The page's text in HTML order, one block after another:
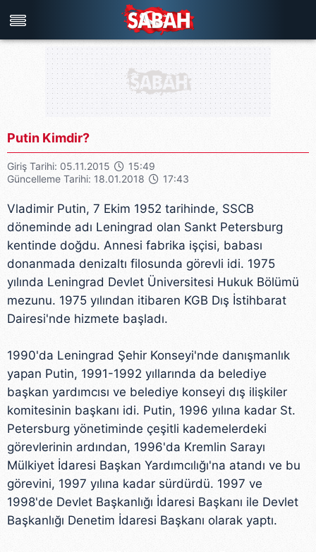
Türkiye'nin en iyi haber sitesi
Putin Kimdir?
Giriş Tarihi: 05.11.2015
15:49
Güncelleme Tarihi: 18.01.2018
17:43
Vladimir Putin, 7 Ekim 1952 tarihinde, SSCB
döneminde adı Leningrad olan Sankt Petersburg
kentinde doğdu. Annesi fabrika işçisi, babası
donanmada denizaltı filosunda görevli idi. 1975
yılında Leningrad Devlet Üniversitesi Hukuk Bölümü
mezunu. 1975 yılından itibaren KGB Dış İstihbarat
Dairesi'nde hizmete başladı.
1990'da Leningrad Şehir Konseyi'nde danışmanlık
yapan Putin, 1991-1992 yıllarında da belediye
başkan yardımcısı ve belediye konseyi dış ilişkiler
komitesinin başkanı idi. Putin, 1996 yılına kadar St.
Petersburg yönetiminde çeşitli kademelerdeki
görevlerinin ardından, 1996'da Kremlin Sarayı
Mülkiyet İdaresi Başkan Yardımcılığı'na atandı ve bu
görevini, 1997 yılına kadar sürdürdü. 1997 ve
1998'de Devlet Başkanlığı İdaresi Başkanı ile Devlet
Başkanlığı Denetim İdaresi Başkanı olarak yaptı.